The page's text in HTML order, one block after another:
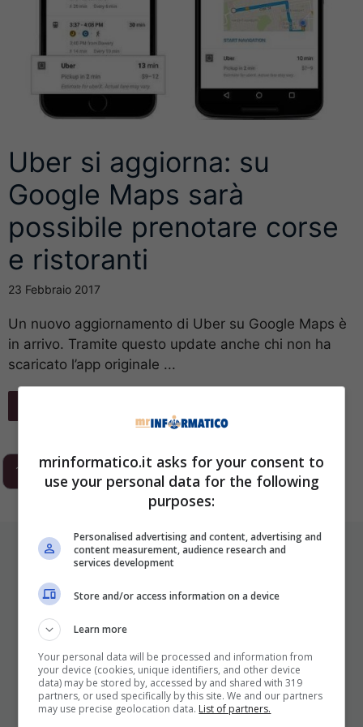
Uber si aggiorna: su
Google Maps sarà
possibile prenotare corse
e ristoranti
23 Febbraio 2017
Un nuovo aggiornamento di Uber su Google Maps è
in arrivo. Tramite questo update anche chi non ha
scaricato l’app originale ...
1 2 3 … 293 Next
ULTIMI ARTICOLI
mrinformatico.it asks for your consent to
use your personal data for the following
purposes:
Personalised advertising and content, advertising and
content measurement, audience research and
services development
Store and/or access information on a device
Learn more
Your personal data will be processed and information from
your device (cookies, unique identifiers, and other device
data) may be stored by, accessed by and shared with 319
partners, or used specifically by this site. We and our partners
may use precise geolocation data. List of partners.